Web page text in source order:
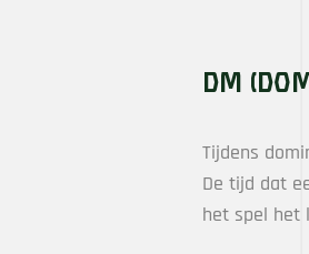
DM
Tijdens
De tijd dat
het spel het